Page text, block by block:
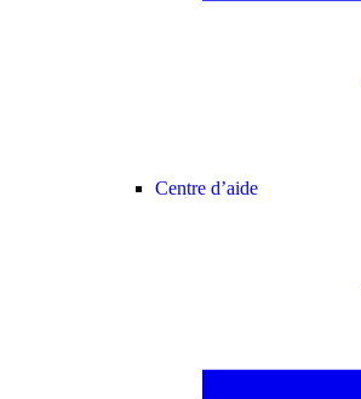
Centre d’aide